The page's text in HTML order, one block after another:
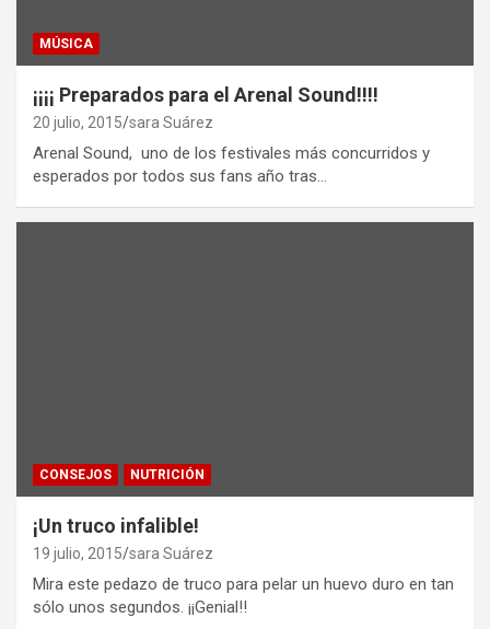
MÚSICA
¡¡¡¡ Preparados para el Arenal Sound!!!!
20 julio, 2015 sara Suárez
Arenal Sound, uno de los festivales más concurridos y
esperados por todos sus fans año tras…
CONSEJOS NUTRICIÓN
¡Un truco infalible!
19 julio, 2015 sara Suárez
Mira este pedazo de truco para pelar un huevo duro en tan
sólo unos segundos. ¡¡Genial!!